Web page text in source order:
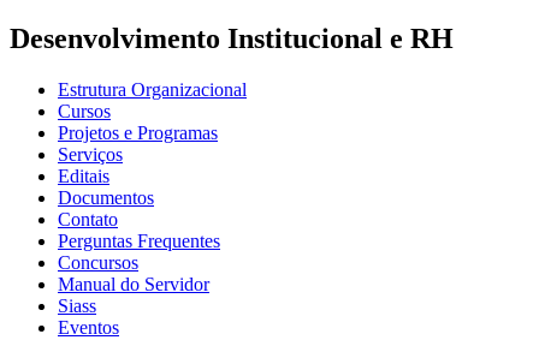
Desenvolvimento Institucional e RH
Estrutura Organizacional
Cursos
Projetos e Programas
Serviços
Editais
Documentos
Contato
Perguntas Frequentes
Concursos
Manual do Servidor
Siass
Eventos